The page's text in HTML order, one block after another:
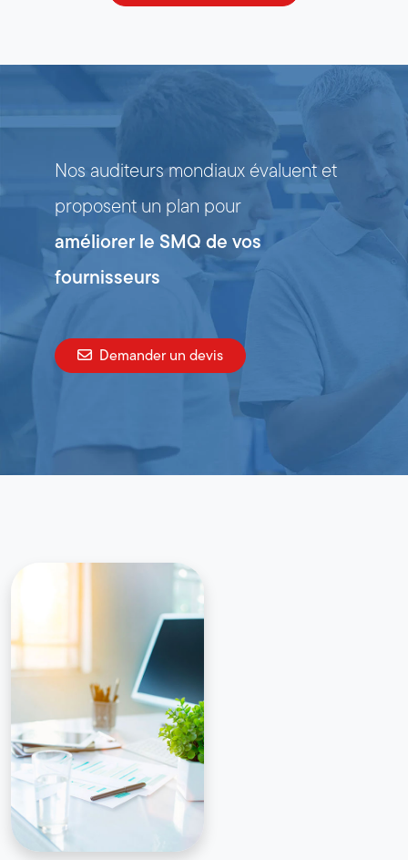
Nos auditeurs mondiaux évaluent et
proposent un plan pour
améliorer le SMQ de vos
fournisseurs
Demander un devis